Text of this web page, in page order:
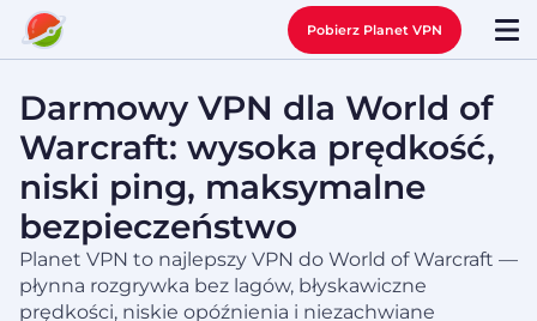
Pobierz Planet VPN
Darmowy VPN dla World of
Warcraft: wysoka prędkość,
niski ping, maksymalne
bezpieczeństwo
Planet VPN to najlepszy VPN do World of Warcraft —
płynna rozgrywka bez lagów, błyskawiczne
prędkości, niskie opóźnienia i niezachwiane